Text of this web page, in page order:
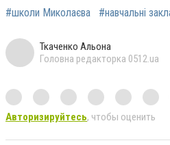
#школи Миколаєва #навчальні
Ткаченко Альона
Головна редакторка 0512.ua
Авторизируйтесь, чтобы оценить